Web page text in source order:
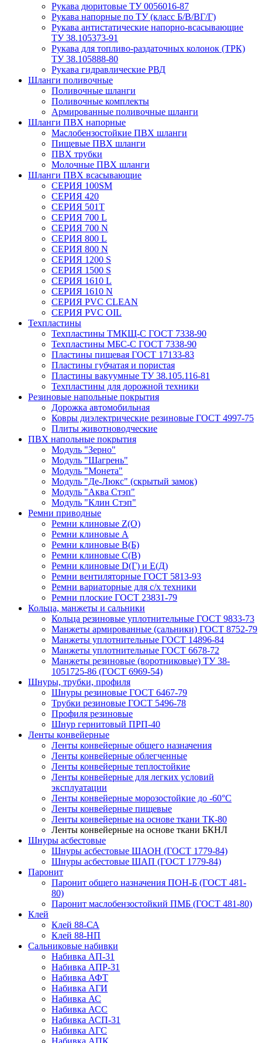
Рукава дюритовые ТУ 0056016-87
Рукава напорные по ТУ (класс Б/В/ВГ/Г)
Рукава антистатические напорно-всасывающие
ТУ 38.105373-91
Рукава для топливо-раздаточных колонок (ТРК)
ТУ 38.105888-80
Рукава гидравлические РВД
Шланги поливочные
Поливочные шланги
Поливочные комплекты
Армированные поливочные шланги
Шланги ПВХ напорные
Маслобензостойкие ПВХ шланги
Пищевые ПВХ шланги
ПВХ трубки
Молочные ПВХ шланги
Шланги ПВХ всасывающие
СЕРИЯ 100SM
СЕРИЯ 420
СЕРИЯ 501T
СЕРИЯ 700 L
СЕРИЯ 700 N
СЕРИЯ 800 L
СЕРИЯ 800 N
СЕРИЯ 1200 S
СЕРИЯ 1500 S
СЕРИЯ 1610 L
СЕРИЯ 1610 N
СЕРИЯ PVC CLEAN
СЕРИЯ PVC OIL
Техпластины
Техпластины ТМКЩ-С ГОСТ 7338-90
Техпластины МБС-С ГОСТ 7338-90
Пластины пищевая ГОСТ 17133-83
Пластины губчатая и пористая
Пластины вакуумные ТУ 38.105.116-81
Техпластины для дорожной техники
Резиновые напольные покрытия
Дорожка автомобильная
Ковры диэлектрические резиновые ГОСТ 4997-75
Плиты животноводческие
ПВХ напольные покрытия
Модуль "Зерно"
Модуль "Шагрень"
Модуль "Монета"
Модуль "Де-Люкс" (скрытый замок)
Модуль "Аква Стэп"
Модуль "Клин Стэп"
Ремни приводные
Ремни клиновые Z(О)
Ремни клиновые А
Ремни клиновые В(Б)
Ремни клиновые С(В)
Ремни клиновые D(Г) и Е(Д)
Ремни вентиляторные ГОСТ 5813-93
Ремни вариаторные для с/х техники
Ремни плоские ГОСТ 23831-79
Кольца, манжеты и сальники
Кольца резиновые уплотнительные ГОСТ 9833-73
Манжеты армированные (сальники) ГОСТ 8752-79
Манжеты уплотнительные ГОСТ 14896-84
Манжеты уплотнительные ГОСТ 6678-72
Манжеты резиновые (воротниковые) ТУ 38-
1051725-86 (ГОСТ 6969-54)
Шнуры, трубки, профиля
Шнуры резиновые ГОСТ 6467-79
Трубки резиновые ГОСТ 5496-78
Профиля резиновые
Шнур гернитовый ПРП-40
Ленты конвейерные
Ленты конвейерные общего назначения
Ленты конвейерные облегченные
Ленты конвейерные теплостойкие
Ленты конвейерные для легких условий
эксплуатации
Ленты конвейерные морозостойкие до -60°С
Ленты конвейерные пищевые
Ленты конвейерные на основе ткани ТК-80
Ленты конвейерные на основе ткани БКНЛ
Шнуры асбестовые
Шнуры асбестовые ШАОН (ГОСТ 1779-84)
Шнуры асбестовые ШАП (ГОСТ 1779-84)
Паронит
Паронит общего назначения ПОН-Б (ГОСТ 481-
80)
Паронит маслобензостойкий ПМБ (ГОСТ 481-80)
Клей
Клей 88-СА
Клей 88-НП
Сальниковые набивки
Набивка АП-31
Набивка АПР-31
Набивка АФТ
Набивка АГИ
Набивка АС
Набивка АСС
Набивка АСП-31
Набивка АГС